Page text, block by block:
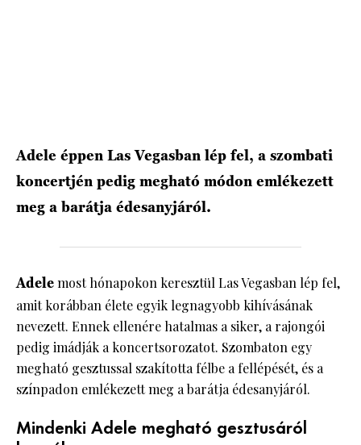
Adele éppen Las Vegasban lép fel, a szombati
koncertjén pedig megható módon emlékezett
meg a barátja édesanyjáról.
Adelemost hónapokon keresztül Las Vegasban lép fel,
amit korábban élete egyik legnagyobb kihívásának
nevezett. Ennek ellenére hatalmas a siker, a rajongói
pedig imádják a koncertsorozatot. Szombaton egy
megható gesztussal szakította félbe a fellépését, és a
színpadon emlékezett meg a barátja édesanyjáról.
Mindenki Adele megható gesztusáról